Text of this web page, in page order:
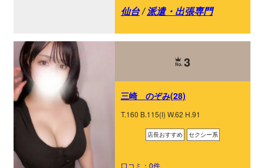
仙台/派遣・出張専門
3
三崎 のぞみ(28)
T.160 B.115(I) W.62 H.91
店長おすすめ セクシー系
口コミ：0件